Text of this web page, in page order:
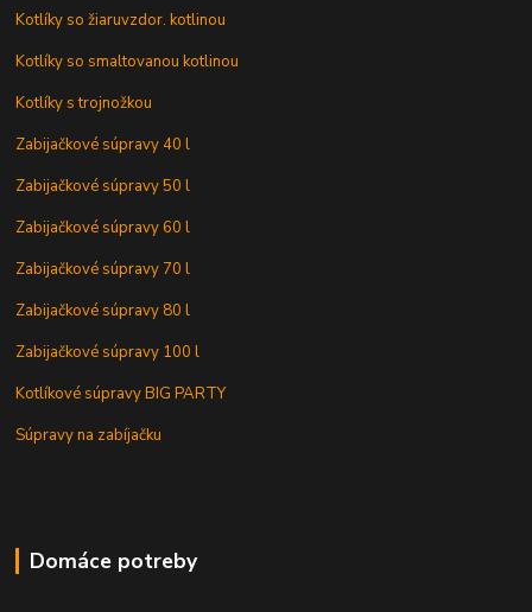
Kotlíky so žiaruvzdor. kotlinou
Kotlíky so smaltovanou kotlinou
Kotlíky s trojnožkou
Zabijačkové súpravy 40 l
Zabijačkové súpravy 50 l
Zabijačkové súpravy 60 l
Zabijačkové súpravy 70 l
Zabijačkové súpravy 80 l
Zabijačkové súpravy 100 l
Kotlíkové súpravy BIG PARTY
Súpravy na zabíjačku
Domáce potreby